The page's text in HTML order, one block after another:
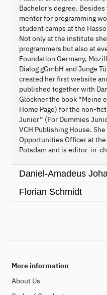
Bachelor's degree.
mentor for programming
student camps at the
Not only at the institute
programmers but also at
Foundation Germany,
Dialog gGmbH and Junge
created her first website
published together with
Glöckner the book “Meine
Home Page) for the non-
Junior” (For Dummies
VCH Publishing House.
Opportunities Officer at
Potsdam and is editor-in-
Daniel-Amadeus
Florian Schmidt
More information
About Us